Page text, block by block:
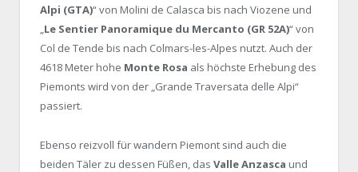
Alpi (GTA)“ von Molini de Calasca bis nach Viozene und
„Le Sentier Panoramique du Mercanto (GR 52A)“ von
Col de Tende bis nach Colmars-les-Alpes nutzt. Auch der
4618 Meter hohe Monte Rosa als höchste Erhebung des
Piemonts wird von der „Grande Traversata delle Alpi“
passiert.
Ebenso reizvoll für wandern Piemont sind auch die
beiden Täler zu dessen Füßen, das Valle Anzasca und